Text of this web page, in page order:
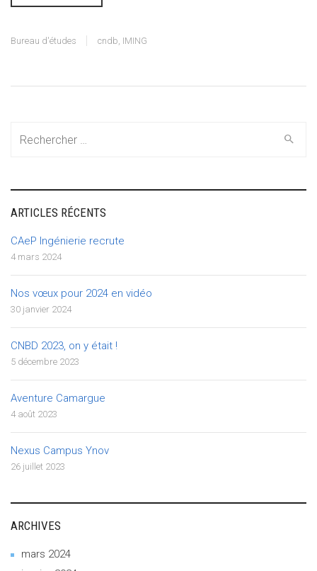
Bureau d'études cndb, IMING
ARTICLES RÉCENTS
CAeP Ingénierie recrute
4 mars 2024
Nos vœux pour 2024 en vidéo
30 janvier 2024
CNBD 2023, on y était !
5 décembre 2023
Aventure Camargue
4 août 2023
Nexus Campus Ynov
26 juillet 2023
ARCHIVES
mars 2024